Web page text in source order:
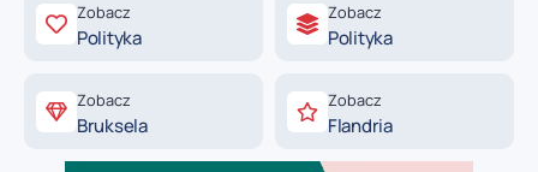
Zobacz
Polityka
Zobacz
Polityka
Zobacz
Bruksela
Zobacz
Flandria